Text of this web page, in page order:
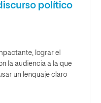
político
lograr el
la audiencia a la que
un lenguaje claro